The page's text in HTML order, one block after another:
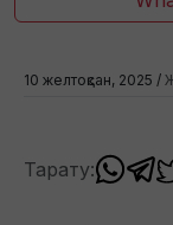
10 желтоқсан, 2025 /
Тарату: